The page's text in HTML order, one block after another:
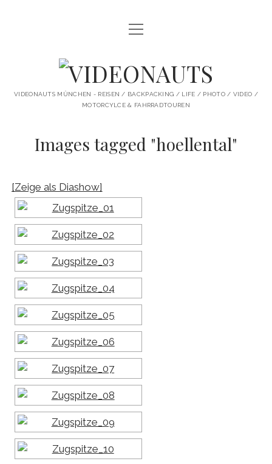
STARTSEITE
KI ARTWORK
BMW R80 SCRAMBLER UMBAU
instagram
youtube
Menü
öffnen
VIDEONAUTS
VIDEONAUTS MÜNCHEN - REISEN / BACKPACKING / LIFE / PHOTO / VIDEO /
MOTORCYLCE & FAHRRADTOUREN
Images tagged "hoellental"
[Zeige als Diashow]